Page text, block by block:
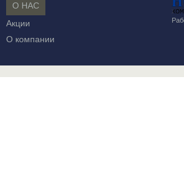
О НАС
Акции
О компании